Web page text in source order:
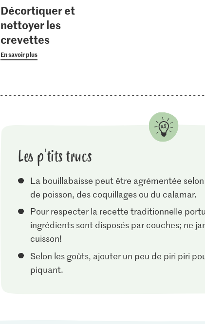
Décortiquer et
nettoyer les
crevettes
En savoir plus
Les p'tits trucs
La bouillabaisse peut être agrémentée
de poisson, des coquillages ou du calamar.
Pour respecter la recette traditionnelle
ingrédients sont disposés par couches; ne
cuisson!
Selon les goûts, ajouter un peu de piri piri
piquant.